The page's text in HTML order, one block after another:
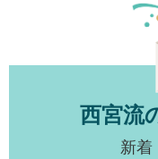
西宮流
新着